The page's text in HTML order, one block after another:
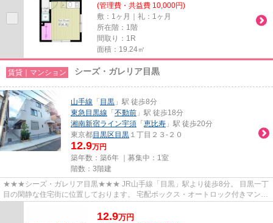
(管理費・共益費 10,000円)
敷：1ヶ月｜礼：1ヶ月
所在階：1階
間取り：1R
面積：19.24㎡
賃貸｜マンション シーズ・ガレリア目黒
山手線 「 目黒 」駅 徒歩8分
東急目黒線 「 不動前 」駅 徒歩18分
湘南新宿ライン宇須 「 恵比寿 」駅 徒歩20分
東京都目黒区 目黒 １丁目２３-２０
12.9万円
築年数：築6年 ｜募集中： 1室
階数：3階建
★★★シーズ・ガレリア目黒★★★ JR山手線「目黒」駅より徒歩8分。 目黒一丁
目の閑静な住宅街に位置しております。 宅配ボックス・オートロック付きマンシ
12.9万円